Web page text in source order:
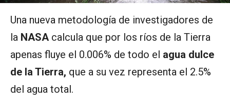
Una nueva metodología de investigadores de
la NASAcalcula que por los ríos de la Tierra
apenas fluye el 0.006% de todo el agua dulce
de la Tierra, que a su vez representa el 2.5%
del agua total.